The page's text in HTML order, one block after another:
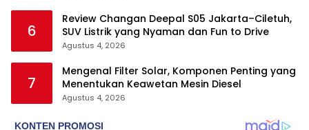
6
Review Changan Deepal S05 Jakarta–Ciletuh,
SUV Listrik yang Nyaman dan Fun to Drive
Agustus 4, 2026
7
Mengenal Filter Solar, Komponen Penting yang
Menentukan Keawetan Mesin Diesel
Agustus 4, 2026